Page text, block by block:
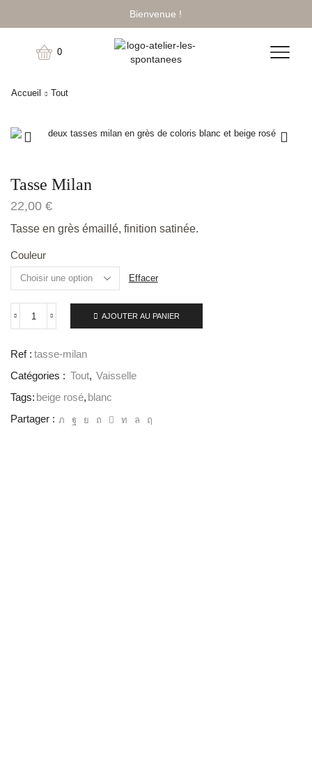
Bienvenue !
0
Accueil Tout
Tasse Milan
22,00 €
Tasse en grès émaillé, finition satinée.
Couleur
Effacer
AJOUTER AU PANIER
Ref : tasse-milan
Catégories : Tout, Vaisselle
Tags: beige rosé, blanc
Partager :